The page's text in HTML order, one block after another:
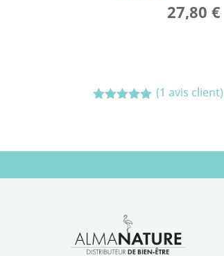
27,80 €
client
(1 avis client)